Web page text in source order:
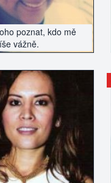
poznat, kdo mě
vážně.
INZERÁT